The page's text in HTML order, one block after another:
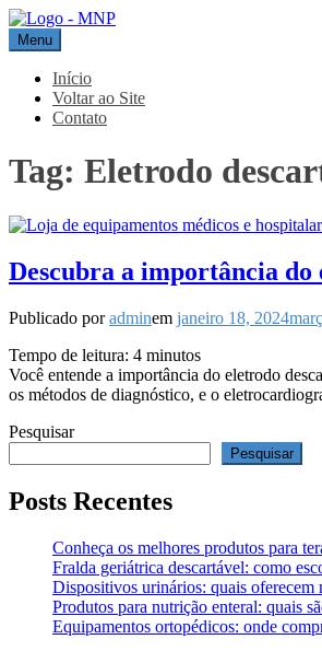
Pular
para
o
conteúdo
MNP
Blog
Menu
Início
Voltar ao Site
Contato
Tag: Eletrodo
Descubra a importância
Publicado poradminem janeiro 18, 2024
Tempo de leitura: 4 minutos
Você entende a importância do eletrodo
os métodos de diagnóstico, e o
Pesquisar
Pesquisar
Posts Recentes
Conheça os melhores produtos para
Fralda geriátrica descartável: como
Dispositivos urinários: quais oferecem
Produtos para nutrição enteral: quais
Equipamentos ortopédicos: onde